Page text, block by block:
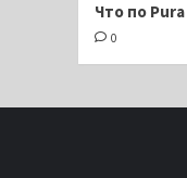
Что по
0